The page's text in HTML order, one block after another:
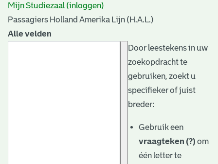
Mijn Studiezaal (inloggen)
Passagiers Holland Amerika Lijn (H.A.L.)
Alle velden
Door leestekens in uw
zoekopdracht te
gebruiken, zoekt u
specifieker of juist
breder:
Gebruik een
vraagteken (?) om
één letter te